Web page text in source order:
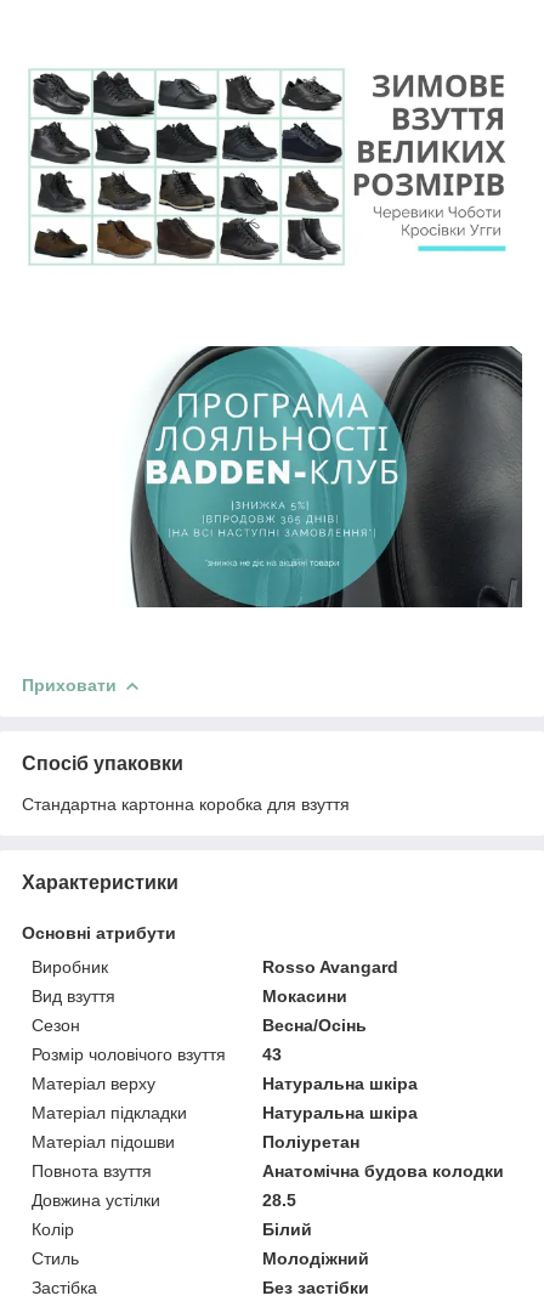
Приховати
Спосіб упаковки
Стандартна картонна коробка для взуття
Характеристики
Основні атрибути
Виробник
Rosso Avangard
Вид взуття
Мокасини
Сезон
Весна/Осінь
Розмір чоловічого взуття
43
Матеріал верху
Натуральна шкіра
Матеріал підкладки
Натуральна шкіра
Матеріал підошви
Поліуретан
Повнота взуття
Анатомічна будова колодки
Довжина устілки
28.5
Колір
Білий
Стиль
Молодіжний
Застібка
Без застібки